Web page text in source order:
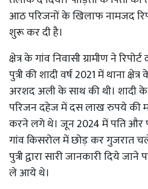
आठ परिजनों के खिलाफ नामजद
शुरू कर दी है।
क्षेत्र के गांव निवासी ग्रामीण ने
पुत्री की शादी वर्ष 2021 में थाना
अरशद अली के साथ की थी। शादी
परिजन दहेज में दस लाख रुपये की
करने लगे थे। जून 2024 में पति और
गांव किसरोल में छोड़ कर गुजरात
पुत्री द्वारा सारी जानकारी दिये
ले आये थे।